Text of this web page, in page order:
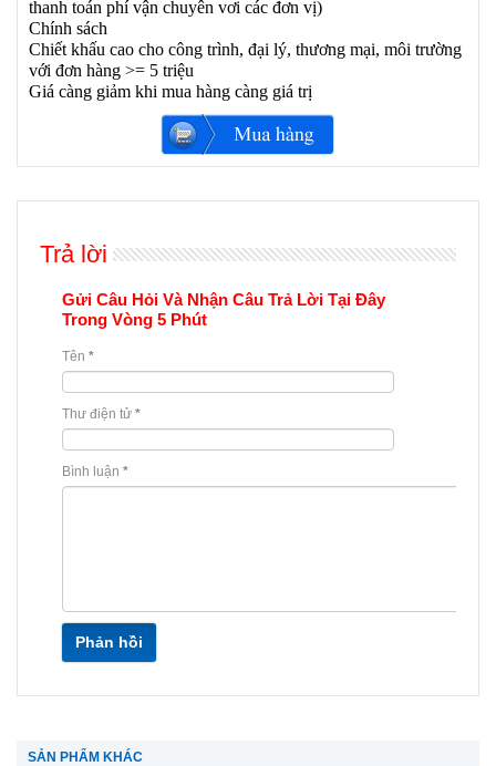
thanh toán phí vận chuyên vơi các đơn vị)
Chính sách
Chiết khấu cao cho công trình, đại lý, thương mại, môi trường
với đơn hàng >= 5 triệu
Giá càng giảm khi mua hàng càng giá trị
Trả lời
Gửi Câu Hỏi Và Nhận Câu Trả Lời Tại Đây
Trong Vòng 5 Phút
Tên *
Thư điện tử *
Bình luận *
Phản hồi
SẢN PHẨM KHÁC